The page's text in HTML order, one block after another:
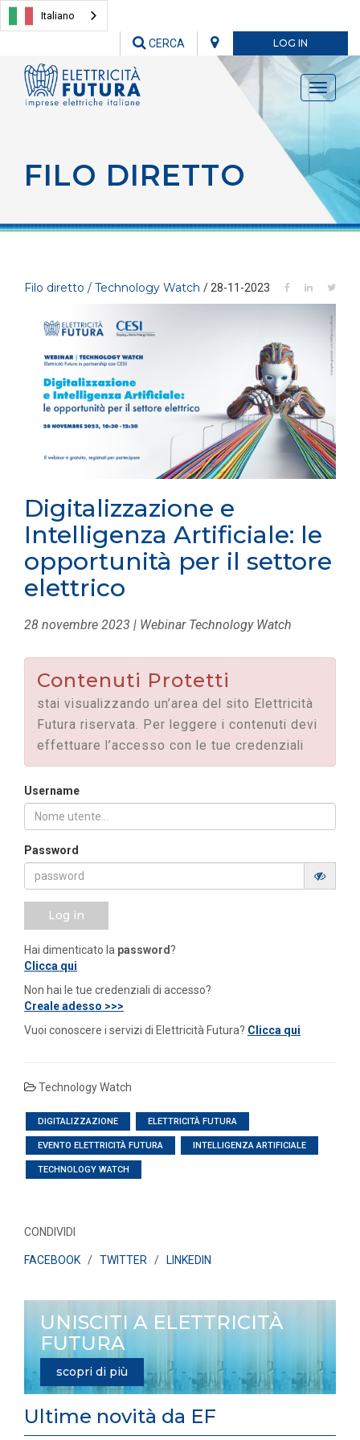
Italiano
LOG IN
CERCA
Toggle
FILO DIRETTO
Filo diretto / Technology Watch / 28-11-2023
Digitalizzazione e
Intelligenza Artificiale: le
opportunità per il settore
elettrico
28 novembre 2023 | Webinar Technology Watch
Contenuti Protetti
stai visualizzando un’area del sito Elettricità
Futura riservata. Per leggere i contenuti devi
effettuare l’accesso con le tue credenziali
Username
Password
Log in
Hai dimenticato la password?
Clicca qui
Non hai le tue credenziali di accesso?
Creale adesso >>>
Vuoi conoscere i servizi di Elettricità Futura? Clicca qui
Technology Watch
DIGITALIZZAZIONE ELETTRICITÀ FUTURA
EVENTO ELETTRICITÀ FUTURA INTELLIGENZA ARTIFICIALE
TECHNOLOGY WATCH
CONDIVIDI
FACEBOOK/ TWITTER / LINKEDIN
UNISCITI A ELETTRICITÀ
FUTURA
scopri di più
Ultime novità da EF